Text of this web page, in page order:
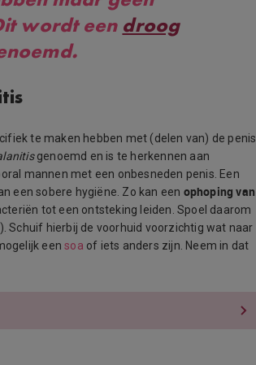
wordt een droog
te maken hebben met (delen van) de penis.
genoemd en is te herkennen aan
mannen met een onbesneden penis. Een
een sobere hygiëne. Zo kan een ophoping van
tot een ontsteking leiden. Spoel daarom
Schuif hierbij de voorhuid voorzichtig wat naar
eensoa of iets anders zijn. Neem in dat